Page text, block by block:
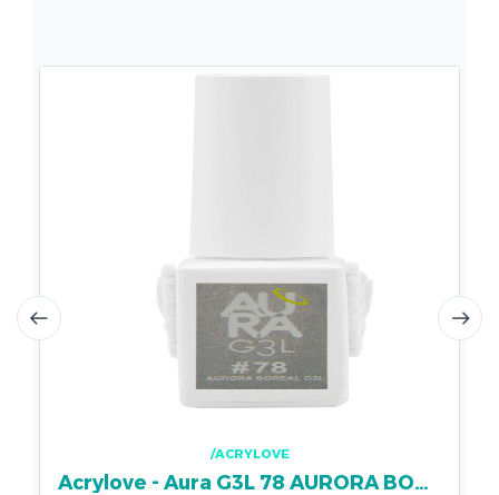
/ACRYLOVE
Acrylove - Aura G3L 78 AURORA BOREA